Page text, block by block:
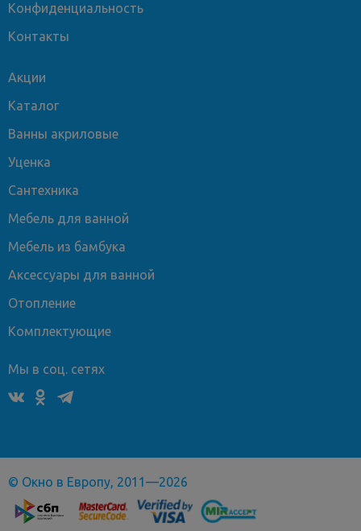
Конфиденциальность
Контакты
Акции
Каталог
Ванны акриловые
Уценка
Сантехника
Мебель для ванной
Мебель из бамбука
Аксессуары для ванной
Отопление
Комплектующие
Мы в соц. сетях
© Окно в Европу, 2011—2026